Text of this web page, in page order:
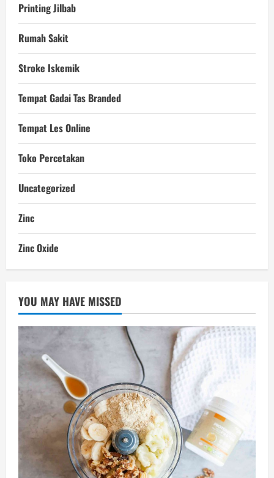
Printing Jilbab
Rumah Sakit
Stroke Iskemik
Tempat Gadai Tas Branded
Tempat Les Online
Toko Percetakan
Uncategorized
Zinc
Zinc Oxide
YOU MAY HAVE MISSED